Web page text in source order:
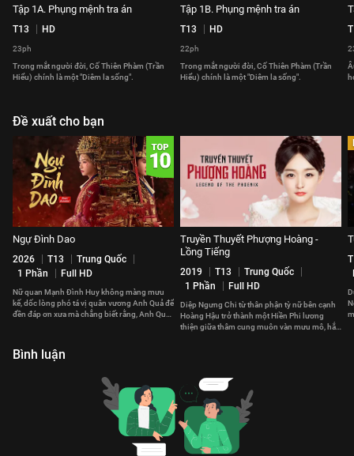
Tập 1A. Phụng mệnh tra án
T13 HD
23ph
Trong mắt người đời, Cố Thiên Phàm (Trần
Hiểu) chính là một "Diêm la sống".
Tập 1B. Phụng mệnh tra án
T13 HD
22ph
Trong mắt người đời, Cố Thiên Phàm (Trần
Hiểu) chính là một "Diêm la sống".
Đề xuất cho bạn
Ngự Đình Dao
2026 T13
Trung Quốc
1 Phần
Full HD
Nữ quan Mạnh Đình Huy không màng mưu
kế, dốc lòng phó tá vị quân vương Anh Quả để
đền đáp ơn xưa mà chẳng biết rằng, Anh Quả
Truyền Thuyết Phượng Hoàng -
Lồng Tiếng
2019 T13
Trung Quốc
1 Phần
Full HD
Diệp Ngưng Chi từ thân phận tỳ nữ bên cạnh
Hoàng Hậu trở thành một Hiền Phi lương
thiện giữa thâm cung muôn vàn mưu mô, hắc
Bình luận